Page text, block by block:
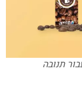
תנובה